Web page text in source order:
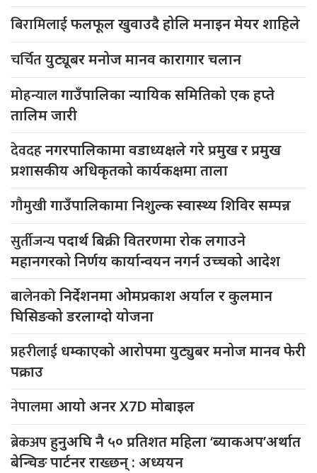
बिरामिलाईफलफूल खुवाउदै होलि मनाइन मेयर शाहिले
चर्चितयुट्यूबर मनोज मानव कारागार चलान
मोहन्यालगाउँपालिका न्यायिक समितिको एक हप्ते
तालिम जारी
देवदहनगरपालिकामा वडाध्यक्षले गरे प्रमुख र प्रमुख
प्रशासकीय अधिकृतको कार्यकक्षमा ताला
गौमुखीगाउँपालिकामा निशुल्क स्वास्थ्य शिविर सम्पन्न
सुर्तीजन्यपदार्थ बिक्री वितरणमा रोक लगाउने
महानगरको निर्णय कार्यान्वयन नगर्न उच्चको आदेश
बालेनकोनिर्देशनमा ओमप्रकाश अर्याल र कुलमान
घिसिङको डरलाग्दो योजना
प्रहरीलाई धम्काएको आरोपमा युट्युबर मनोज मानव फेरी
पक्राउ
नेपालमाआयो अनर X7D मोबाइल
ब्रेकअपहुनुअघि नै ५० प्रतिशत महिला ‘ब्याकअप’अर्थात
बेन्चिङ पार्टनर राख्छन् : अध्ययन